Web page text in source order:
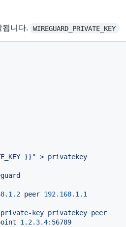
니다.
WIREGUARD_PRIVATE_KEY
}}" > privatekey
.1.2 peer 192.168.1.1
private-key privatekey peer
1.2.3.4:56789